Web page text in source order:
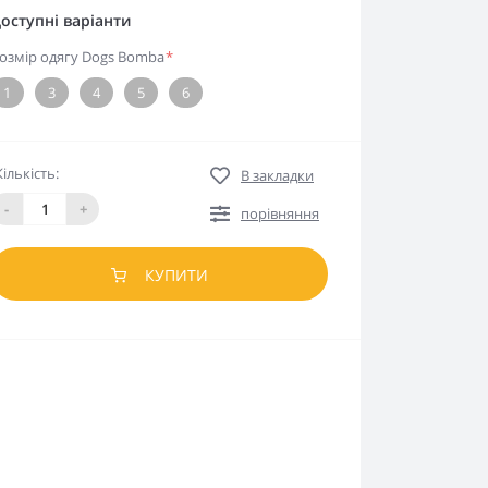
варіанти
одягу Dogs Bomba*
1
3 4 5 6
-
+
В закладки
порівняння
КУПИТИ